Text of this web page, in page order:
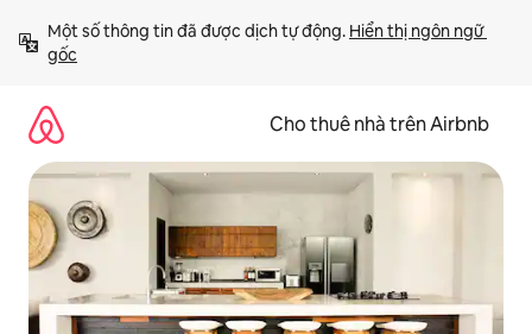
đến
Một số thông tin đã được dịch tự động. Hiển thị ngôn ngữ
gốc
Cho thuê nhà trên Airbnb